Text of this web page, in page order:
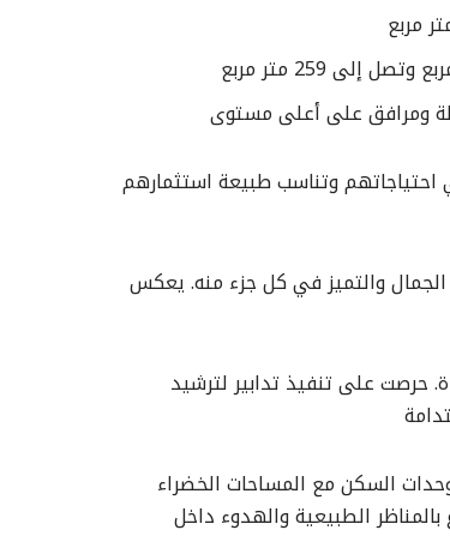
احتياجاتهم وتناسب طبيعة استثمارهم
والتميز في كل جزء منه. يعكس
حرصت على تنفيذ تدابير لترشيد
السكن مع المساحات الخضراء
الطبيعية والهدوء داخل